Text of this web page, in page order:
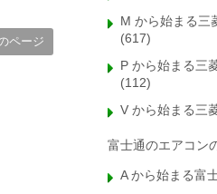
ページ
M から始まる三
(617)
P から始まる三
(112)
V から始まる三
富士通のエアコン
A から始まる富